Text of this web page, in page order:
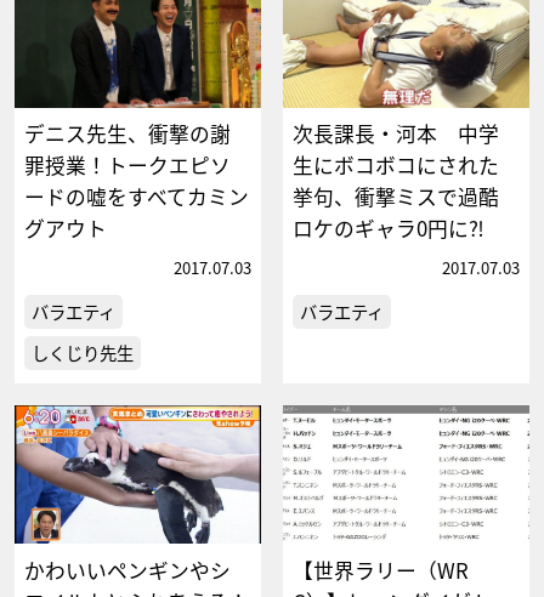
デニス先生、衝撃の謝
罪授業！トークエピソ
ードの嘘をすべてカミン
グアウト
2017.07.03
バラエティ
しくじり先生
次長課長・河本 中学
生にボコボコにされた
挙句、衝撃ミスで過酷
ロケのギャラ0円に⁈
2017.07.03
バラエティ
かわいいペンギンやシ
【世界ラリー（WR